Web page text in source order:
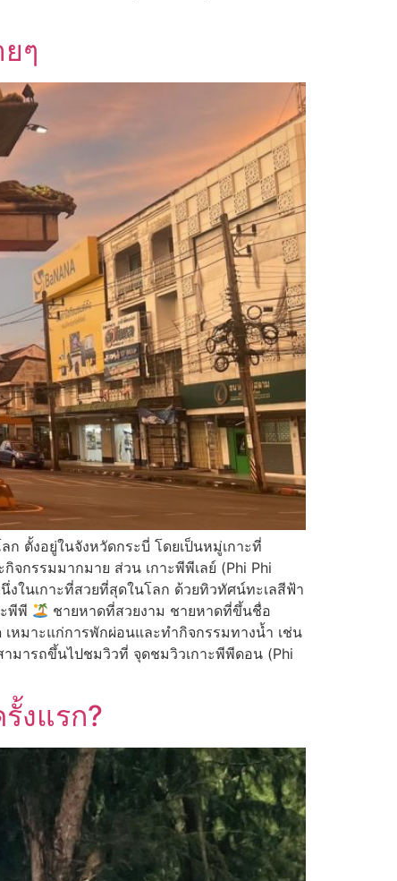
ๆ
ก ตั้งอยู่ในจังหวัดกระบี่ โดยเป็นหมู่เกาะที่
จกรรมมากมาย ส่วน เกาะพีพีเลย์ (Phi Phi
งในเกาะที่สวยที่สุดในโลก ด้วยทิวทัศน์ทะเลสีฟ้า
พีพี
ชายหาดที่สวยงาม ชายหาดที่ขึ้นชื่อ
หมาะแก่การพักผ่อนและทำกิจกรรมทางน้ำ เช่น
มารถขึ้นไปชมวิวที่ จุดชมวิวเกาะพีพีดอน (Phi
งแรก?